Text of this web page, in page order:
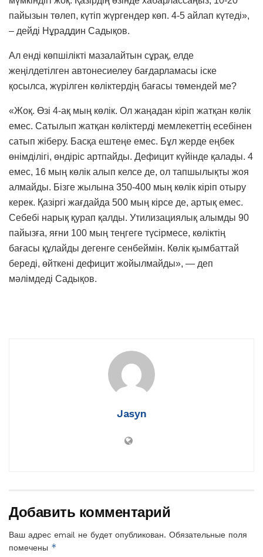
пайызын төлеп, күтіп жүргендер көп. 4-5 айлап күтеді»,
– дейді Нұраддин Садықов.
Ал енді көпшілікті мазалайтын сұрақ, елде
жеңілдетілген автонесиелеу бағдарламасы іске
қосылса, жүрілген көліктердің бағасы төмендей ме?
«Жоқ. Өзі 4-ақ мың көлік. Ол жаңадан кіріп жатқан көлік
емес. Сатылып жатқан көліктерді мемлекеттің есебінен
сатып жіберу. Басқа ештеңе емес. Бұл жерде еңбек
өнімділігі, өндіріс артпайды. Дефицит күйінде қалады. 4
емес, 16 мың көлік алып келсе де, ол тапшылықты жоя
алмайды. Бізге жылына 350-400 мың көлік кіріп отыру
керек. Қазіргі жағдайда 500 мың кірсе де, артық емес.
Себебі нарық қурап қалды. Утилизациялық алымды 90
пайызға, яғни 100 мың теңгеге түсірмесе, көліктің
бағасы құлайды дегенге сенбеймін. Көлік қымбаттай
береді, өйткені дефицит жойылмайды», — деп
мәлімдеді Садықов.
Jasyn
Добавить комментарий
Ваш адрес email не будет опубликован. Обязательные поля
помечены *